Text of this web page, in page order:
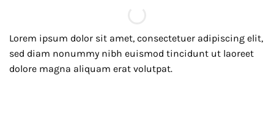
Lorem ipsum dolor sit amet, consectetuer adipiscing elit,
sed diam nonummy nibh euismod tincidunt ut laoreet
dolore magna aliquam erat volutpat.